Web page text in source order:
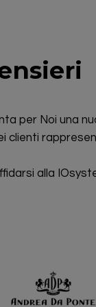
per Noi una
clienti
alla